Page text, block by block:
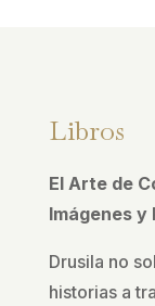
Libros
El Arte de
Imágenes y
Drusila no
historias a